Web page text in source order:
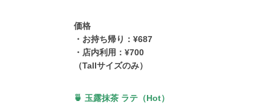
価格
・お持ち帰り：¥687
・店内利用：¥700
（Tallサイズのみ）
🍵 玉露抹茶 ラテ（Hot）